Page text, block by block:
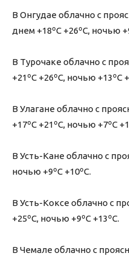
В Онгудае облачно с
днем +18ºС +26ºС, ночью
В Турочаке облачно с
+21ºС +26ºС, ночью +13ºС
В Улагане облачно с
+17ºС +21ºС, ночью +7ºС
В Усть-Кане облачно с
ночью +9ºС +10ºС.
В Усть-Коксе облачно с
+25ºС, ночью +9ºС +13ºС.
В Чемале облачно с